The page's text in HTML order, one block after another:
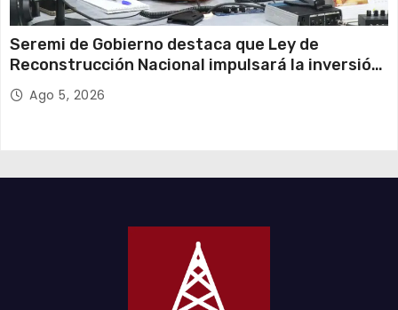
Seremi de Gobierno destaca que Ley de
Reconstrucción Nacional impulsará la inversión
y el empleo en Tarapacá
Ago 5, 2026